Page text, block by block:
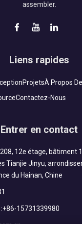
assembler.
Liens rapides
ProjetsÀ Propos
Contactez-Nous
Entrer en contact
12e étage, bâtiment
Tianjie Jinyu,
du Hainan, Chine
+86-15731339980